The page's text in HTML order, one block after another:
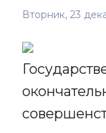
Вторник, 23